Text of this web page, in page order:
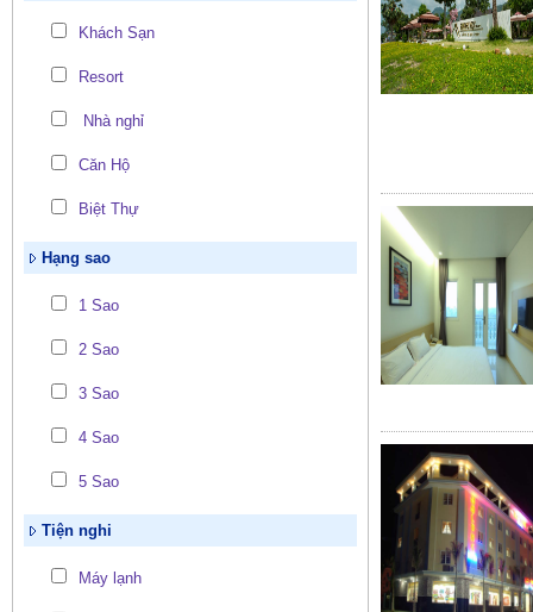
Khách Sạn
Resort
Nhà nghỉ
Căn Hộ
Biệt Thự
Hạng sao
1 Sao
2 Sao
3 Sao
4 Sao
5 Sao
Tiện nghi
Máy lạnh